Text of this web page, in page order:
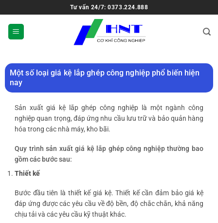
Tư vấn 24/7: 0373.224.888
Một số loại giá kệ lắp ghép công nghiệp phổ biến hiện
nay
Sản xuất giá kệ lắp ghép công nghiệp là một ngành công
nghiệp quan trọng, đáp ứng nhu cầu lưu trữ và bảo quản hàng
hóa trong các nhà máy, kho bãi.
Quy trình sản xuất giá kệ lắp ghép công nghiệp thường bao
gồm các bước sau:
Thiết kế
Bước đầu tiên là thiết kế giá kệ. Thiết kế cần đảm bảo giá kệ
đáp ứng được các yêu cầu về độ bền, độ chắc chắn, khả năng
chịu tải và các yêu cầu kỹ thuật khác.